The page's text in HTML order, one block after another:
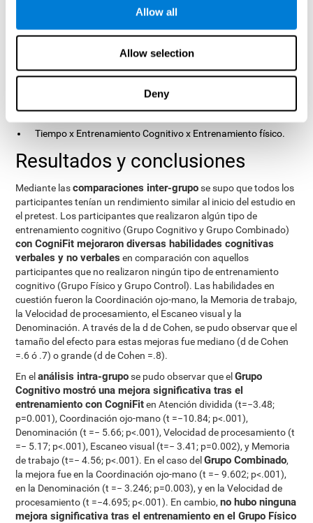
Allow all
Allow selection
Deny
con dos niveles (pretest y postest). Las dos variables inter-sujeto
fueron la de entrenamiento Cognitivo y la de entrenamiento
no realizado). Este modelo permite analizar las distintas
interacciones:
Tiempo x Entrenamiento Cognitivo.
Tiempo x Entrenamiento Físico.
Tiempo x Entrenamiento Cognitivo x Entrenamiento físico.
Resultados y conclusiones
Mediante lascomparaciones inter-grupose supo que todos los
participantes tenían un rendimiento similar al inicio del estudio en
el pretest. Los participantes que realizaron algún tipo de
entrenamiento cognitivo (Grupo Cognitivo y Grupo Combinado)
con CogniFit mejoraron diversas habilidades cognitivas
verbales y no verbales en comparación con aquellos
participantes que no realizaron ningún tipo de entrenamiento
cognitivo (Grupo Físico y Grupo Control). Las habilidades en
cuestión fueron la Coordinación ojo-mano, la Memoria de trabajo,
la Velocidad de procesamiento, el Escaneo visual y la
Denominación. A través de la d de Cohen, se pudo observar que el
tamaño del efecto para estas mejoras fue mediano (d de Cohen
=.6 ó .7) o grande (d de Cohen =.8).
En elanálisis intra-grupose pudo observar que elGrupo
Cognitivo mostró una mejora significativa tras el
entrenamiento con CogniFiten Atención dividida (t=−3.48;
p=0.001), Coordinación ojo-mano (t =−10.84; p<.001),
Denominación (t =− 5.66; p<.001), Velocidad de procesamiento (t
=− 5.17; p<.001), Escaneo visual (t=− 3.41; p=0.002), y Memoria
de trabajo (t=− 4.56; p<.001). En el caso delGrupo Combinado,
la mejora fue en la Coordinación ojo-mano (t =− 9.602; p<.001),
en la Denominación (t =− 3.246; p=0.003), y en la Velocidad de
procesamiento (t =−4.695; p<.001). En cambio,no hubo ninguna
mejora significativa tras el entrenamiento en el Grupo Físico